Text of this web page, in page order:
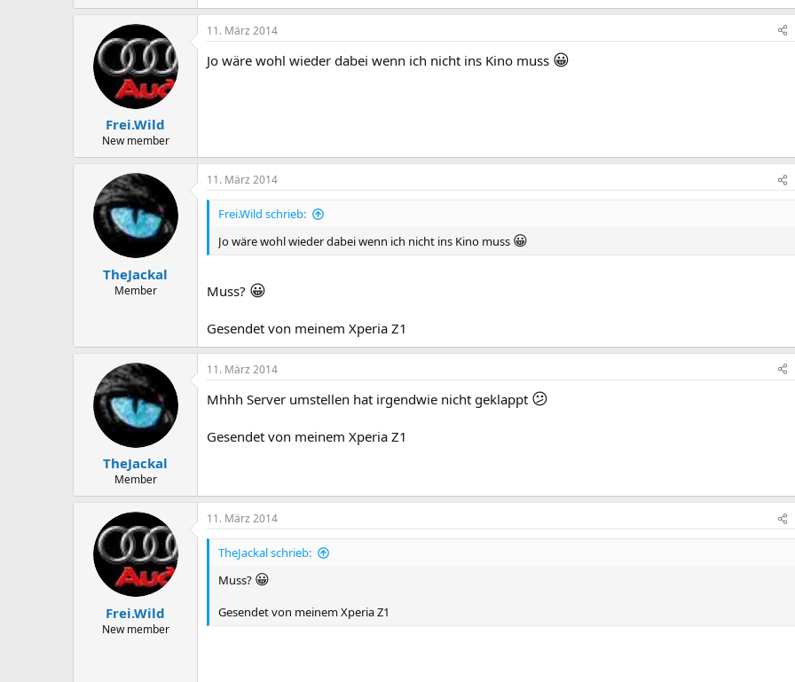
Frei.Wild
New member
11. März 2014
Jo wäre wohl wieder dabei wenn ich nicht ins Kino muss 😀
TheJackal
Member
11. März 2014
Frei.Wild schrieb:
Jo wäre wohl wieder dabei wenn ich nicht ins Kino muss 😀
Muss? 😀
Gesendet von meinem Xperia Z1
TheJackal
Member
11. März 2014
Mhhh Server umstellen hat irgendwie nicht geklappt 😕
Gesendet von meinem Xperia Z1
Frei.Wild
New member
11. März 2014
TheJackal schrieb:
Muss? 😀
Gesendet von meinem Xperia Z1